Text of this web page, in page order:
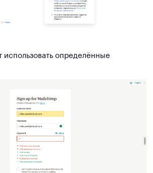
использовать определённые